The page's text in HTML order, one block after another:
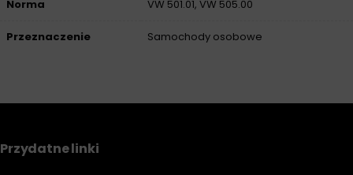
Norma VW 501.01, VW 505.00
Przeznaczenie Samochody osobowe
Przydatne linki